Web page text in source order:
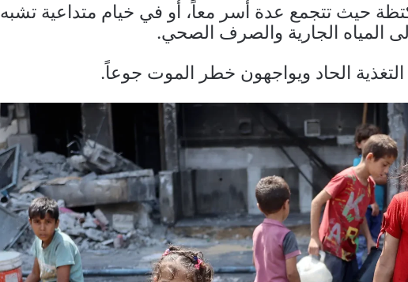
حيث تتجمع عدة أسر معاً، أو في خيام متداعية تشبه
المياه الجارية والصرف الصحي.
الحاد ويواجهون خطر الموت جوعاً.